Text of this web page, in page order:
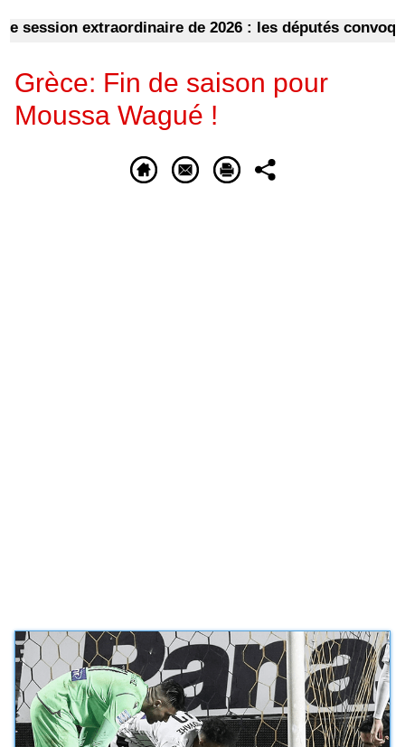
extraordinaire de 2026 : les députés convoqués
Grèce: Fin de saison pour
Moussa Wagué !